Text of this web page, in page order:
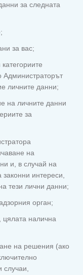
за следната
за вас;
Администраторът
личните данни;
на личните данни
за
на
и, в случай на
интереси,
тези лични данни;
орган;
цялата налична
на решения (ако